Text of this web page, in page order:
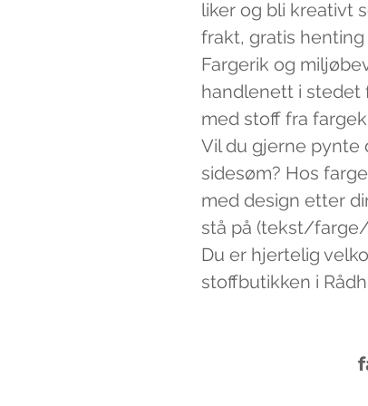
liker og bli kreativt
frakt, gratis henting
Fargerik og
handlenett i stedet
med stoff fra
Vil du gjerne pynte
sidesøm? Hos
med design etter
stå på (tekst/
Du er hjertelig
stoffbutikken i